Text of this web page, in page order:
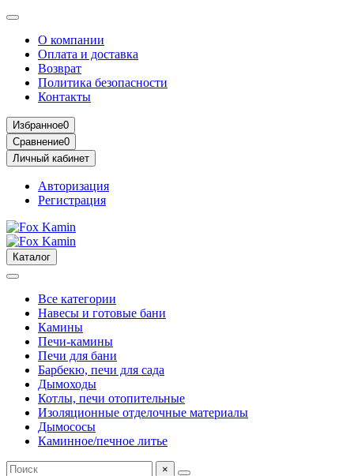
О компании
Оплата и доставка
Возврат
Политика безопасности
Контакты
Избранное0
Сравнение0
Личный кабинет
Авторизация
Регистрация
Каталог
Все категории
Навесы и готовые бани
Камины
Печи-камины
Печи для бани
Барбекю, печи для сада
Дымоходы
Котлы, печи отопительные
Изоляционные отделочные материалы
Дымососы
Каминное/печное литье
×